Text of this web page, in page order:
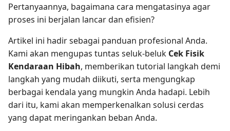
Pertanyaannya, bagaimana cara mengatasinya agar
proses ini berjalan lancar dan efisien?
Artikel ini hadir sebagai panduan profesional Anda.
Kami akan mengupas tuntas seluk-beluk Cek Fisik
Kendaraan Hibah, memberikan tutorial langkah demi
langkah yang mudah diikuti, serta mengungkap
berbagai kendala yang mungkin Anda hadapi. Lebih
dari itu, kami akan memperkenalkan solusi cerdas
yang dapat meringankan beban Anda.